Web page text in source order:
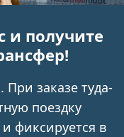
и получите
заказе туда-
поездку
фиксируется в